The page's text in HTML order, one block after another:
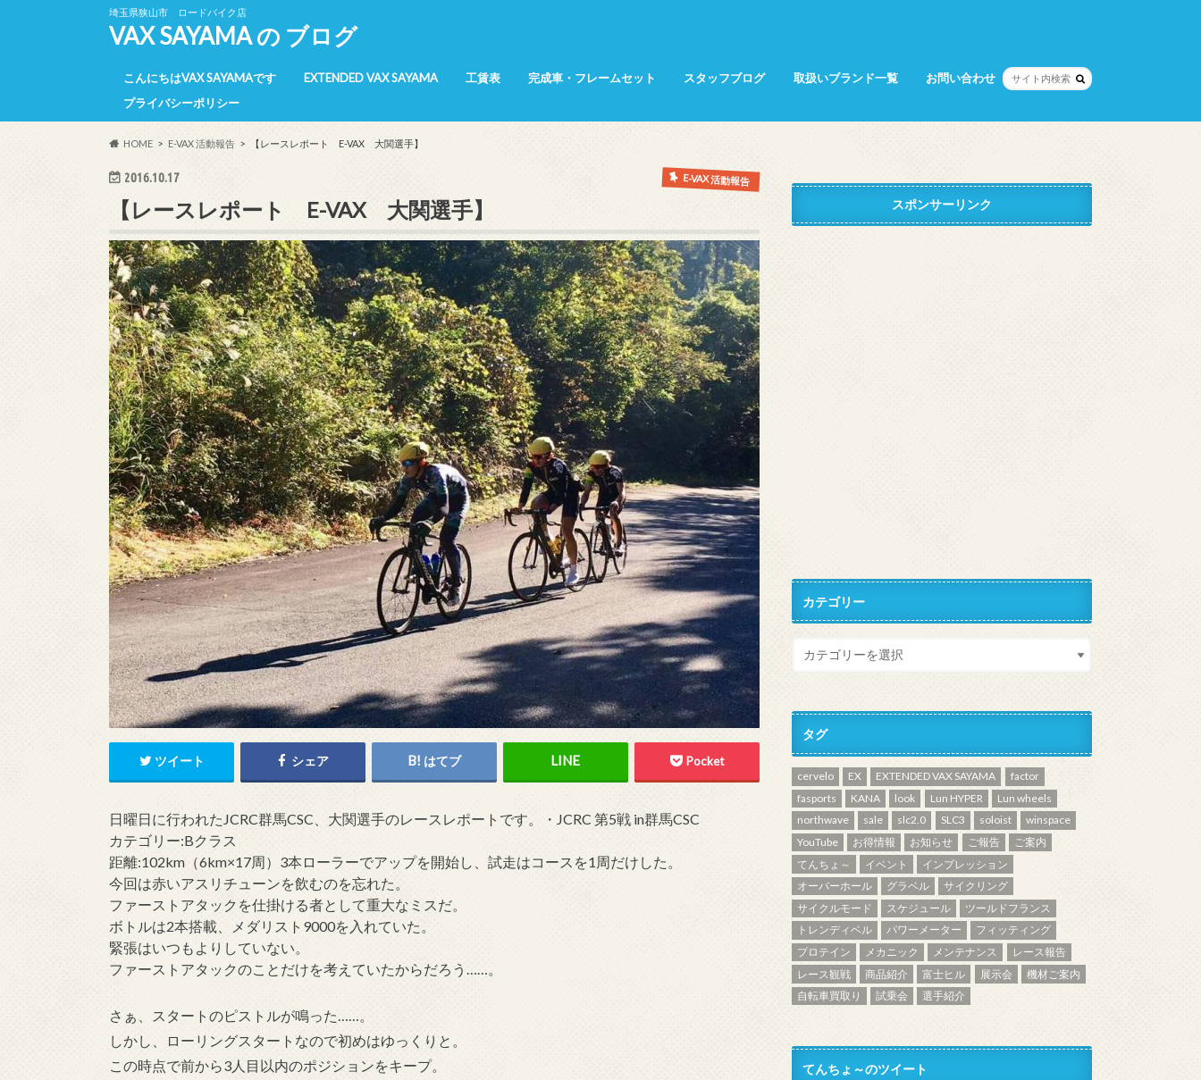
埼玉県狭山市 ロードバイク店
VAX SAYAMA の ブログ
こんにちはVAX SAYAMAです EXTENDED VAX SAYAMA 工賃表 完成車・フレームセット スタッフブログ 取扱いブランド一覧
お問い合わせ
プライバシーポリシー
HOME E-VAX 活動報告 【レースレポート E-VAX 大関選手】
2016.10.17 E-VAX 活動報告
【レースレポート E-VAX 大関選手】
ツイート シェア はてブ Pocket
日曜日に行われたJCRC群馬CSC、大関選手のレースレポートです。・JCRC 第5戦 in群馬CSC
カテゴリー:Bクラス
距離:102km（6km×17周）3本ローラーでアップを開始し、試走はコースを1周だけした。
今回は赤いアスリチューンを飲むのを忘れた。
ファーストアタックを仕掛ける者として重大なミスだ。
ボトルは2本搭載、メダリスト9000を入れていた。
緊張はいつもよりしていない。
ファーストアタックのことだけを考えていたからだろう……。
さぁ、スタートのピストルが鳴った……。
しかし、ローリングスタートなので初めはゆっくりと。
この時点で前から3人目以内のポジションをキープ。
スポンサーリンク
カテゴリー
タグ
cervelo EX EXTENDED VAX SAYAMA
factor
fasports
KANA look Lun HYPER
Lun wheels
northwave
sale slc2.0 SLC3 soloist
winspace
YouTube
お得情報 お知らせ ご報告
ご案内
てんちょ～
イベント
インプレッション
オーバーホール
グラベル
サイクリング
サイクルモード
スケジュール
ツールドフランス
トレンディベル
パワーメーター
フィッティング
プロテイン
メカニック メンテナンス
レース報告
レース観戦
商品紹介 富士ヒル 展示会
機材ご案内
自転車買取り
試乗会 選手紹介
てんちょ～のツイート